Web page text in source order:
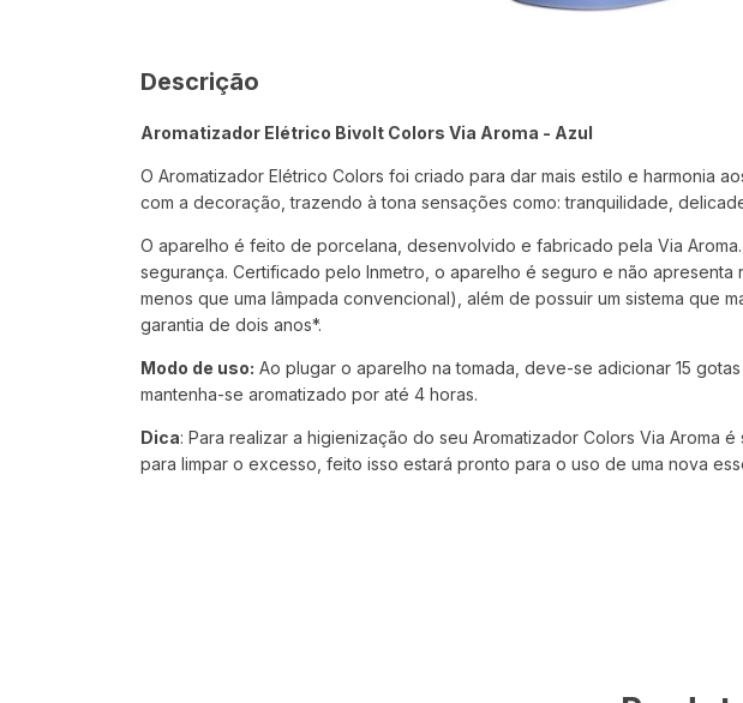
Descrição
Aromatizador Elétrico Bivolt Colors Via Aroma - Azul
O Aromatizador Elétrico Colors foi criado para dar mais estilo e harmonia
com a decoração, trazendo à tona sensações como: tranquilidade,
O aparelho é feito de porcelana, desenvolvido e fabricado pela Via
segurança. Certificado pelo Inmetro, o aparelho é seguro e não
menos que uma lâmpada convencional), além de possuir um sistema que
garantia de dois anos*.
Modo de uso: Ao plugar o aparelho na tomada, deve-se adicionar 15
mantenha-se aromatizado por até 4 horas.
Dica: Para realizar a higienização do seu Aromatizador Colors Via Aroma
para limpar o excesso, feito isso estará pronto para o uso de uma nova